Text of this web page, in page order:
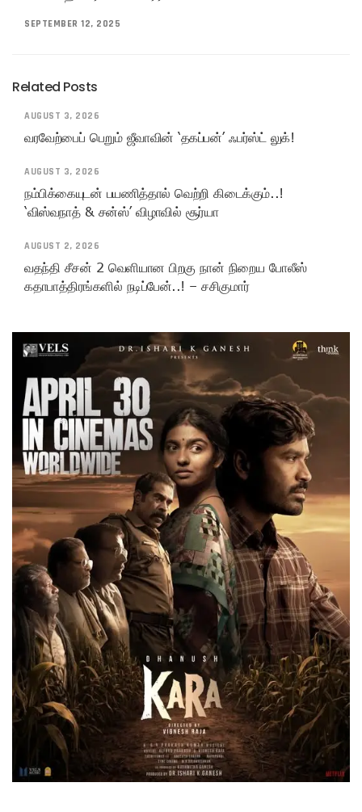
SEPTEMBER 12, 2025
Related Posts
AUGUST 3, 2026
வரவேற்பைப் பெறும் ஜீவாவின் ‘தகப்பன்’ ஃபர்ஸ்ட் லுக்!
AUGUST 3, 2026
நம்பிக்கையுடன் பயணித்தால் வெற்றி கிடைக்கும்..!
‘விஸ்வநாத் & சன்ஸ்’ விழாவில் சூர்யா
AUGUST 2, 2026
வதந்தி சீசன் 2 வெளியான பிறகு நான் நிறைய போலீஸ்
கதாபாத்திரங்களில் நடிப்பேன்..! – சசிகுமார்